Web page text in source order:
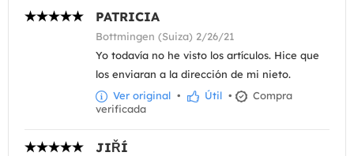
PATRICIA
Bottmingen (Suiza) 2/26/21
Yo todavía no he visto los artículos. Hice que
los enviaran a la dirección de mi nieto.
Ver original • Útil •
Compra
verificada
JIŘÍ